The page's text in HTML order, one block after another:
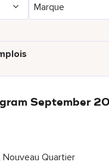
Marque
September
Nouveau Quartier